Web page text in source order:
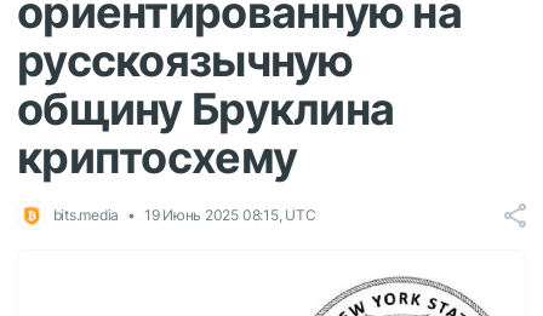
ориентированную на
русскоязычную
общину Бруклина
криптосхему
bits.media 19 Июнь 2025 08:15, UTC